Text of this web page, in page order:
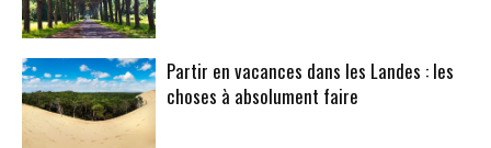
Partir en vacances dans les Landes : les
choses à absolument faire